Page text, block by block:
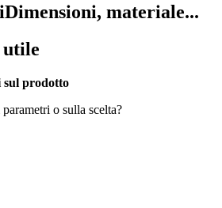
Dimensioni, materiale...
utile
sul prodotto
o sulla scelta?